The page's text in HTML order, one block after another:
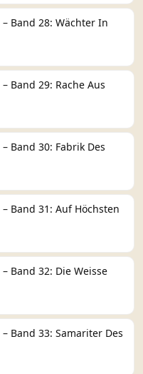
– Band 28: Wächter In
– Band 29: Rache Aus
– Band 30: Fabrik Des
– Band 31: Auf Höchsten
– Band 32: Die Weisse
– Band 33: Samariter Des